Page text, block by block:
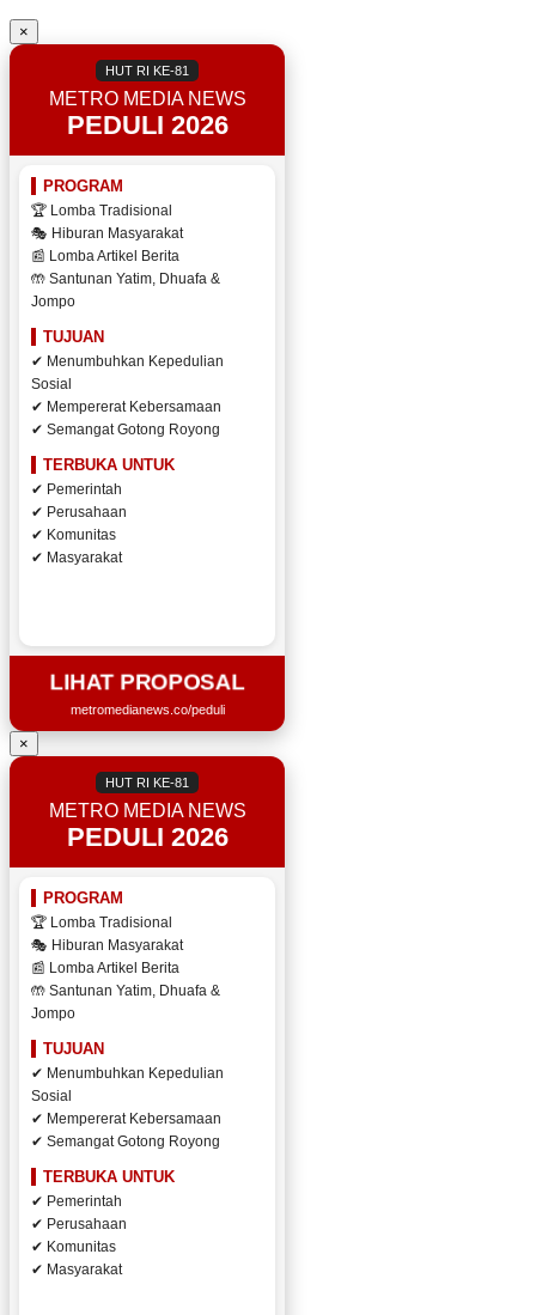
×
HUT RI KE-81
METRO MEDIA NEWS
PEDULI 2026
PROGRAM
🏆 Lomba Tradisional
🎭 Hiburan Masyarakat
📰 Lomba Artikel Berita
🤲 Santunan Yatim, Dhuafa &
Jompo
TUJUAN
✔ Menumbuhkan Kepedulian
Sosial
✔ Mempererat Kebersamaan
✔ Semangat Gotong Royong
TERBUKA UNTUK
✔ Pemerintah
✔ Perusahaan
✔ Komunitas
✔ Masyarakat
LIHAT PROPOSAL
metromedianews.co/peduli
×
HUT RI KE-81
METRO MEDIA NEWS
PEDULI 2026
PROGRAM
🏆 Lomba Tradisional
🎭 Hiburan Masyarakat
📰 Lomba Artikel Berita
🤲 Santunan Yatim, Dhuafa &
Jompo
TUJUAN
✔ Menumbuhkan Kepedulian
Sosial
✔ Mempererat Kebersamaan
✔ Semangat Gotong Royong
TERBUKA UNTUK
✔ Pemerintah
✔ Perusahaan
✔ Komunitas
✔ Masyarakat